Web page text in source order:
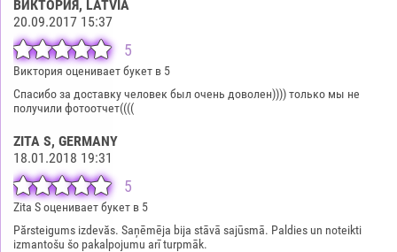
ВИКТОРИЯ, LATVIA
20.09.2017 15:37
5
Виктория оценивает букет в 5
Спасибо за доставку человек был очень доволен)))) только мы не
получили фотоотчет((((
ZITA S, GERMANY
18.01.2018 19:31
5
Zita S оценивает букет в 5
Părsteigums izdevăs. Saņēmēja bija stāvā sajūsmā. Paldies un noteikti
izmantošu šo pakalpojumu arī turpmāk.